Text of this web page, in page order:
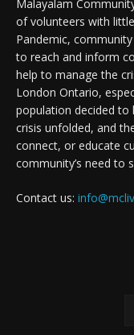
Malayalam
of volunteers with
Pandemic,
to reach and inform
help to manage the
London Ontario,
population decided to
crisis unfolded, and
connect, or educate
community’s need to
Contact us: